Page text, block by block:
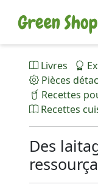
Livres
Pièces
Recettes
Recettes
Des